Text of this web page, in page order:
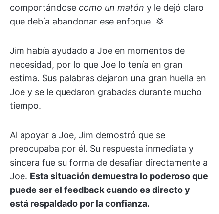
comportándose como un matón y le dejó claro
que debía abandonar ese enfoque. 💢
Jim había ayudado a Joe en momentos de
necesidad, por lo que Joe lo tenía en gran
estima. Sus palabras dejaron una gran huella en
Joe y se le quedaron grabadas durante mucho
tiempo.
Al apoyar a Joe, Jim demostró que se
preocupaba por él. Su respuesta inmediata y
sincera fue su forma de desafiar directamente a
Joe. Esta situación demuestra lo poderoso que
puede ser el feedback cuando es directo y
está respaldado por la confianza.